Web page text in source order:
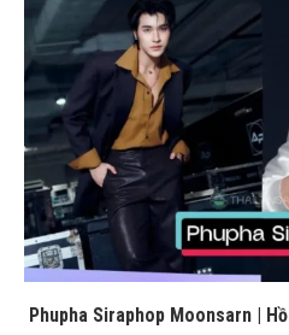
Phupha Siraphop Moonsarn |